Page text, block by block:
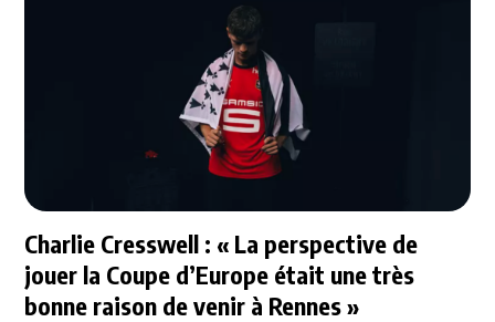
Charlie Cresswell : « La perspective de
jouer la Coupe d’Europe était une très
bonne raison de venir à Rennes »